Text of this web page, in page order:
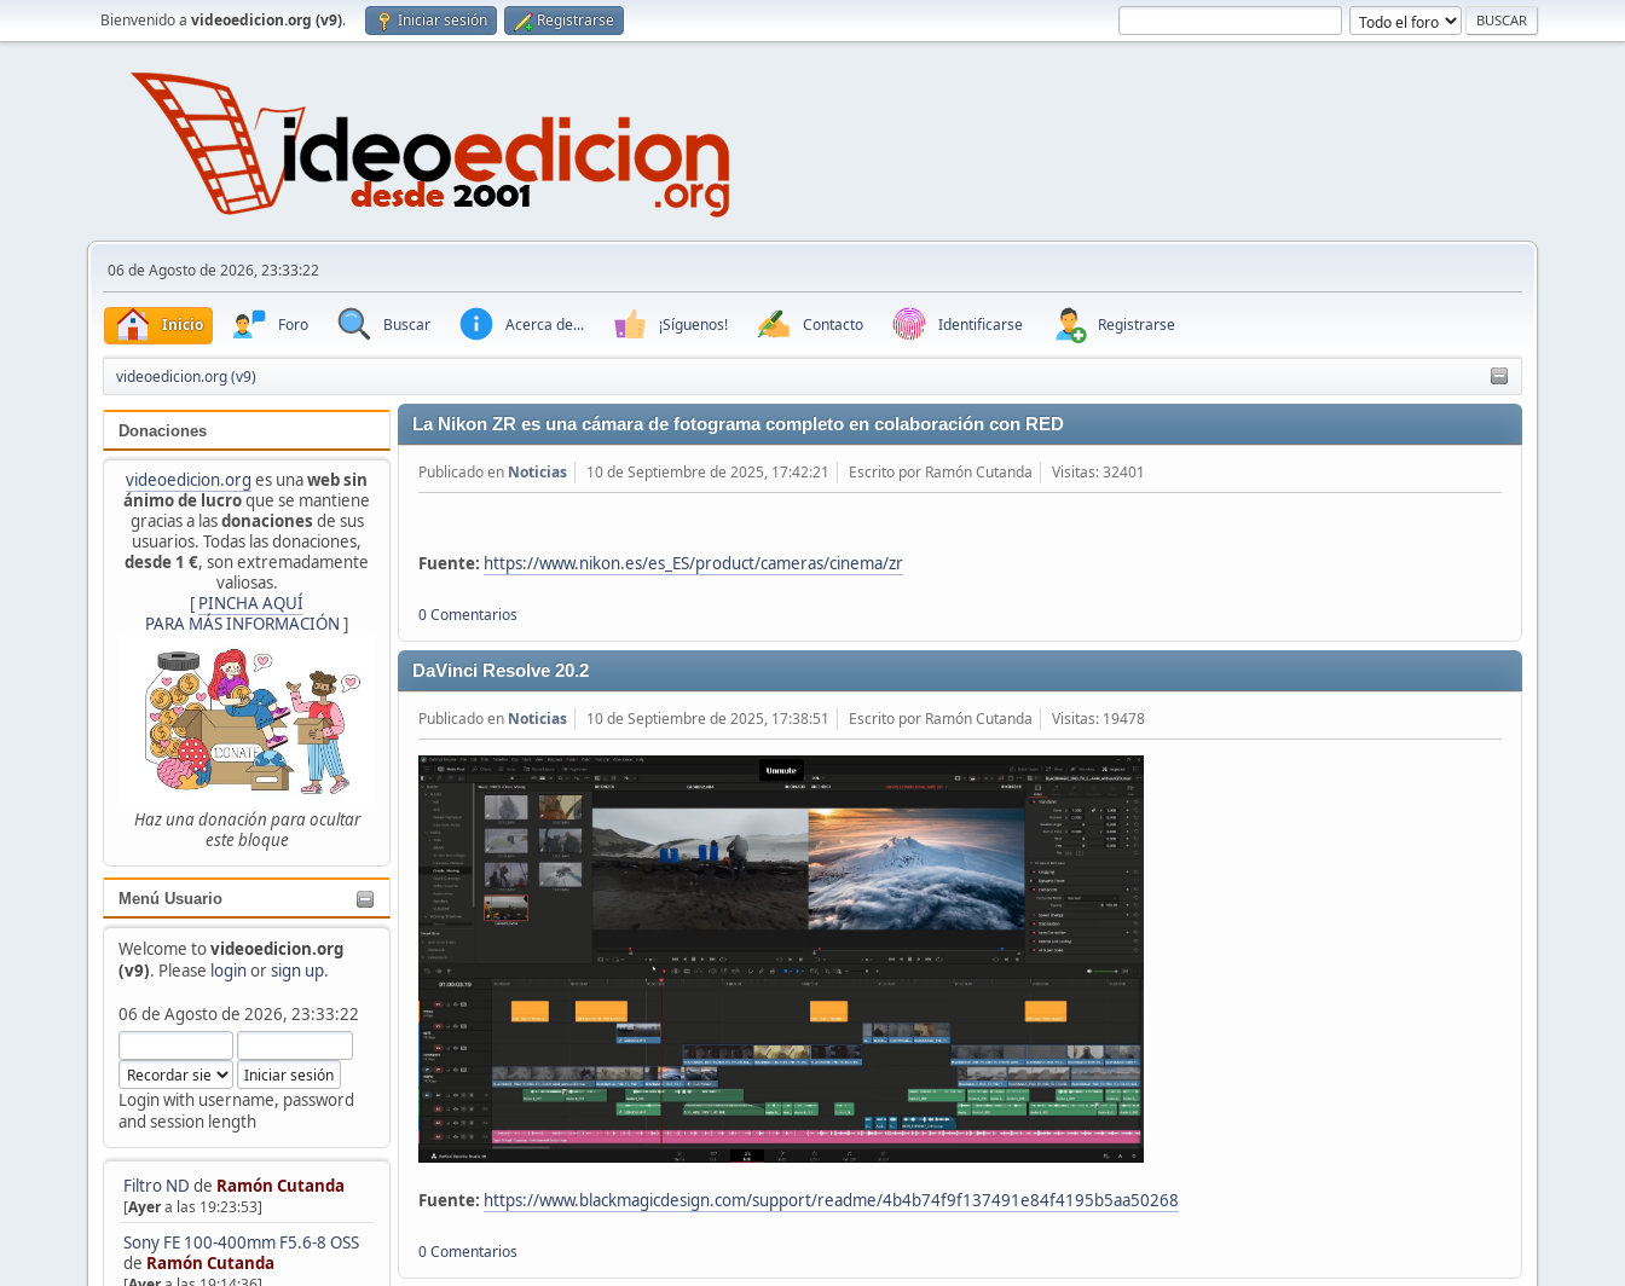
Bienvenido a videoedicion.org (v9). Iniciar sesión Registrarse
06 de Agosto de 2026, 23:33:22
Inicio Foro Buscar Acerca de... ¡Síguenos! Contacto Identificarse Registrarse
videoedicion.org (v9)
Donaciones
videoedicion.org es unaweb sin
ánimo de lucroque se mantiene
gracias a lasdonaciones de sus
usuarios. Todas las donaciones,
desde 1 €, son extremadamente
valiosas.
[ PINCHA AQUÍ
PARA MÁS INFORMACIÓN ]
Haz una donación para ocultar
este bloque
Menú Usuario
Welcome tovideoedicion.org
(v9). Please loginorsign up.
06 de Agosto de 2026, 23:33:22
Login with username, password
and session length
Filtro ND de Ramón Cutanda
[Ayera las 19:23:53]
Sony FE 100-400mm F5.6-8 OSS
de Ramón Cutanda
La Nikon ZR es una cámara de fotograma completo en colaboración con RED
Publicado en Noticias 10 de Septiembre de 2025, 17:42:21 Escrito por Ramón Cutanda Visitas: 32401
Fuente: https://www.nikon.es/es_ES/product/cameras/cinema/zr
0 Comentarios
DaVinci Resolve 20.2
Publicado en Noticias 10 de Septiembre de 2025, 17:38:51 Escrito por Ramón Cutanda Visitas: 19478
Fuente: https://www.blackmagicdesign.com/support/readme/4b4b74f9f137491e84f4195b5aa50268
0 Comentarios